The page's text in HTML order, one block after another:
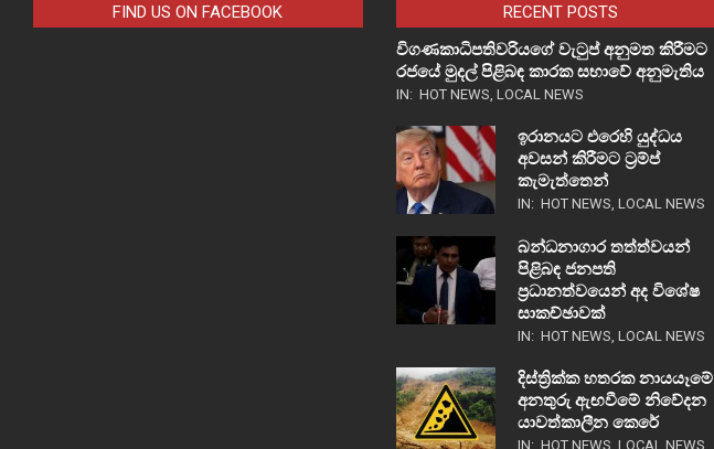
FIND US ON FACEBOOK
RECENT POSTS
විගණකාධිපතිවරියගේ වැටුප් අනුමත කිරීමට
රජයේ මුදල් පිළිබඳ කාරක සභාවේ අනුමැතිය
IN: HOT NEWS, LOCAL NEWS
ඉරානයට එරෙහි යුද්ධය
අවසන් කිරීමට ට්‍රම්ප්
කැමැත්තෙන්
IN: HOT NEWS, LOCAL NEWS
බන්ධනාගාර තත්ත්වයන්
පිළිබඳ ජනපති
ප්‍රධානත්වයෙන් අද විශේෂ
සාකච්ඡාවක්
IN: HOT NEWS, LOCAL NEWS
දිස්ත්‍රික්ක හතරක නායයෑමේ
අනතුරු ඇඟවීමේ නිවේදන
යාවත්කාලීන කෙරේ
IN: HOT NEWS LOCAL NEWS